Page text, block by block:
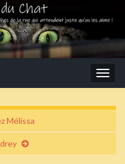
Mélissa